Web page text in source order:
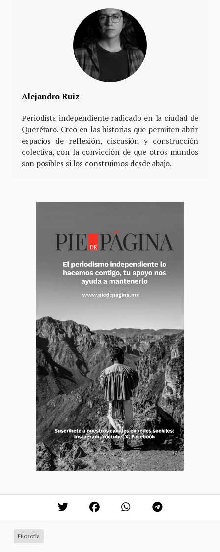
Alejandro Ruiz
Periodista independiente radicado en la ciudad de
Querétaro. Creo en las historias que permiten abrir
espacios de reflexión, discusión y construcción
colectiva, con la convicción de que otros mundos
son posibles si los construimos desde abajo.
Filosofía